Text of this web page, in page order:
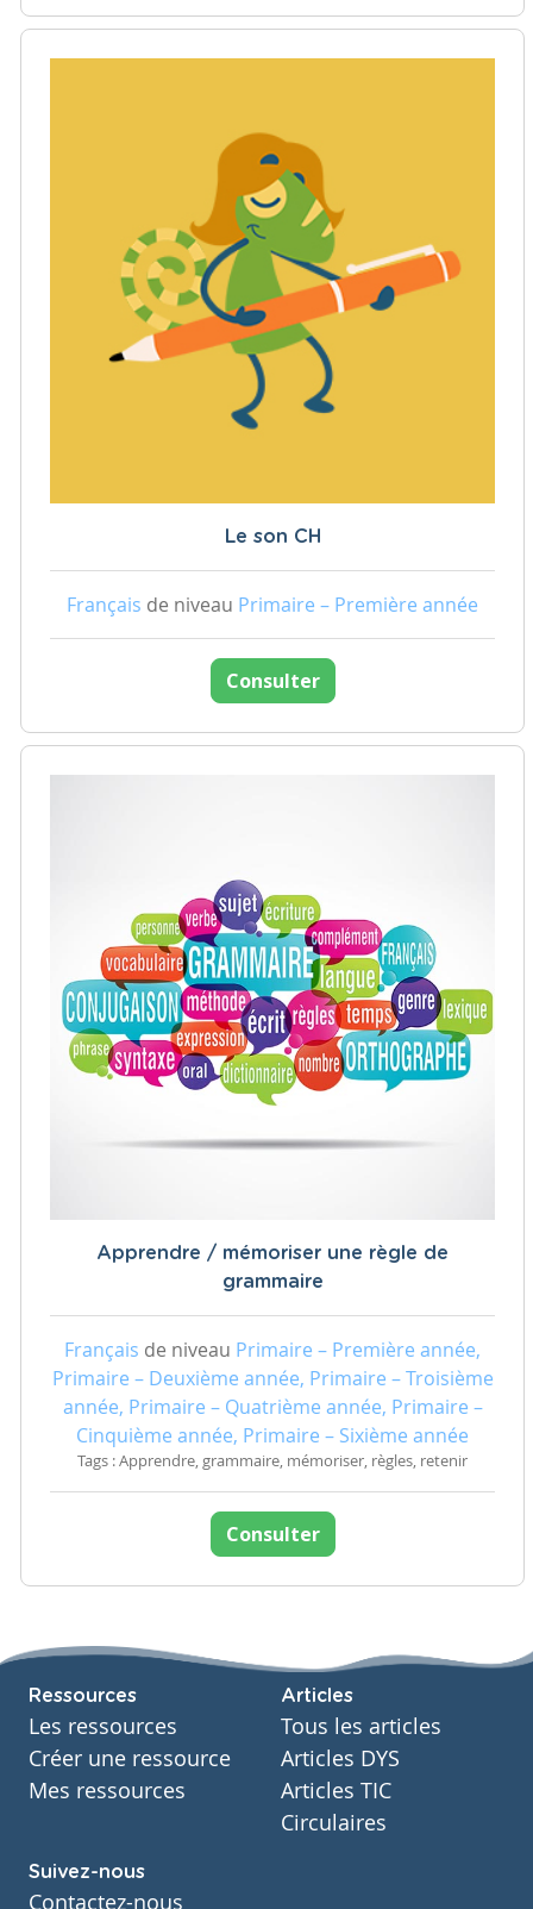
Le son CH
Français de niveau Primaire – Première année
Consulter
Apprendre / mémoriser une règle de
grammaire
Français de niveau Primaire – Première année,
Primaire – Deuxième année, Primaire – Troisième
année, Primaire – Quatrième année, Primaire –
Cinquième année, Primaire – Sixième année
Tags : Apprendre, grammaire, mémoriser, règles, retenir
Consulter
Ressources
Les ressources
Créer une ressource
Mes ressources
Articles
Tous les articles
Articles DYS
Articles TIC
Circulaires
Suivez-nous
Contactez-nous